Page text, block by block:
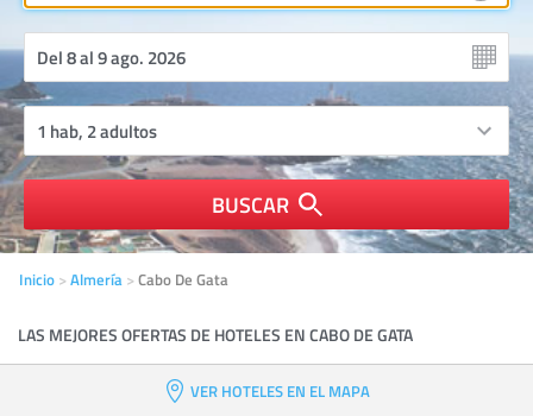
BUSCAR
Inicio Almería Cabo De Gata
LAS MEJORES OFERTAS DE HOTELES EN CABO DE GATA
VER HOTELES EN EL MAPA